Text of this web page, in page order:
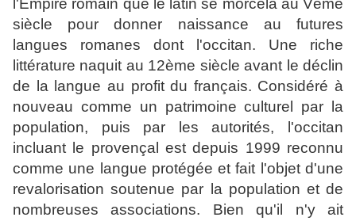
l'Empire romain que le latin se morcela au Vème
siècle pour donner naissance au futures
langues romanes dont l'occitan. Une riche
littérature naquit au 12ème siècle avant le déclin
de la langue au profit du français. Considéré à
nouveau comme un patrimoine culturel par la
population, puis par les autorités, l'occitan
incluant le provençal est depuis 1999 reconnu
comme une langue protégée et fait l'objet d'une
revalorisation soutenue par la population et de
nombreuses associations. Bien qu'il n'y ait